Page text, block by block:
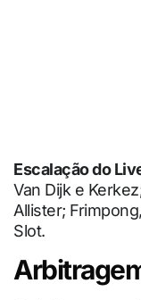
Escalação do
Van Dijk e
Allister;
Slot.